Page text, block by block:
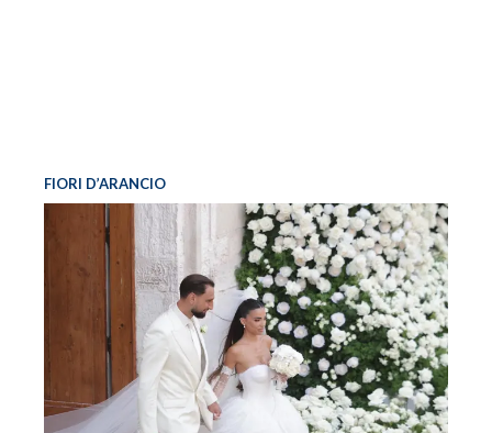
FIORI D’ARANCIO